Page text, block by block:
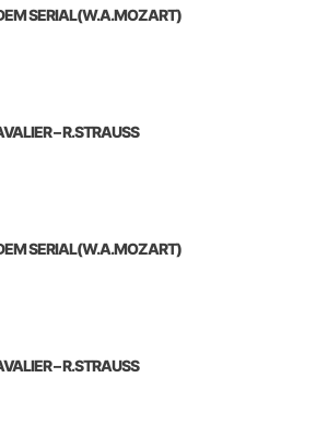
SERIAL(W.A.MOZART)
– R.STRAUSS
SERIAL(W.A.MOZART)
– R.STRAUSS